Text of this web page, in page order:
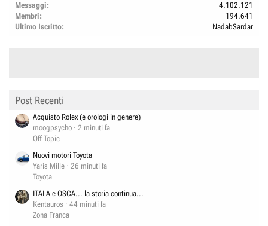
Messaggi
4.102.121
Membri
194.641
Ultimo Iscritto
NadabSardar
Post Recenti
Acquisto Rolex (e orologi in genere)
moogpsycho
2 minuti fa
Off Topic
Nuovi motori Toyota
Yaris Mille
26 minuti fa
Toyota
ITALA e OSCA... la storia continua...
Kentauros
44 minuti fa
Zona Franca